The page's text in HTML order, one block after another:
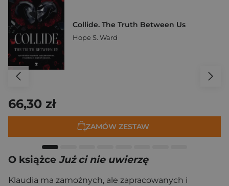
Collide. The Truth Between Us
Hope S. Ward
66,30 zł
ZAMÓW ZESTAW
O książce Już ci nie uwierzę
Klaudia ma zamożnych, ale zapracowanych i